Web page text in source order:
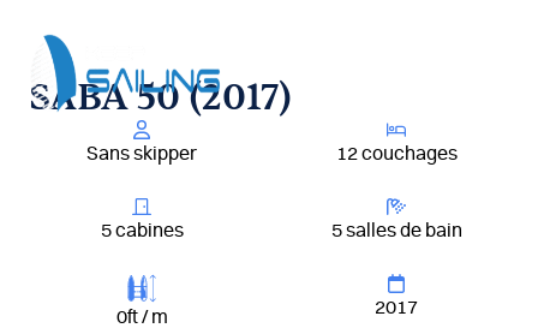
contenu
SABA 50 (2017)
Sans skipper 12 couchages
5 cabines 5 salles de bain
0ft / m 2017